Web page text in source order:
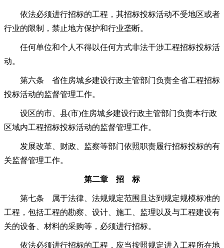
依法必须进行招标的工程，其招标投标活动不受地区或者
行业的限制，禁止地方保护和行业垄断。
任何单位和个人不得以任何方式非法干涉工程招标投标活
动。
第六条 省住房城乡建设行政主管部门负责全省工程招标
投标活动的监督管理工作。
设区的市、县(市)住房城乡建设行政主管部门负责本行政
区域内工程招标投标活动的监督管理工作。
发展改革、财政、监察等部门依照职责履行招标投标的有
关监督管理工作。
第二章 招 标
第七条 属于法律、法规规定范围且达到规定规模标准的
工程，包括工程的勘察、设计、施工、监理以及与工程建设有
关的设备、材料的采购等，必须进行招标。
依法必须进行招标的工程，应当按照规定进入工程所在地